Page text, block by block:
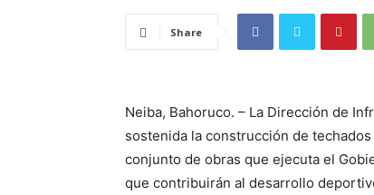
Share
Neiba, Bahoruco. – La Dirección de
sostenida la construcción de
conjunto de obras que ejecuta el
que contribuirán al desarrollo